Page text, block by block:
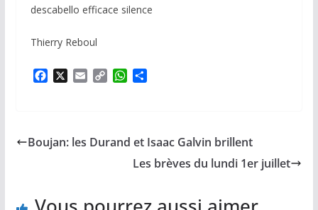
descabello efficace silence
Thierry Reboul
o
i
W
A
p
g
e
Boujan: les Durand et Isaac Galvin brillent
Les brèves du lundi 1er juillet